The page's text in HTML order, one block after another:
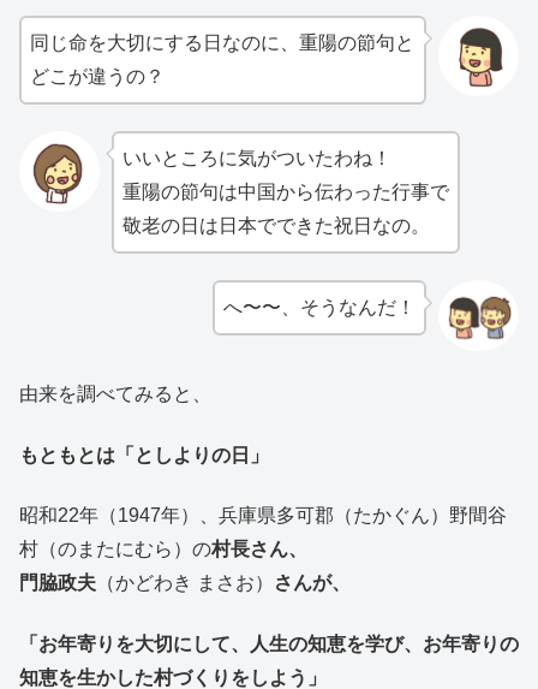
同じ命を大切にする日なのに、重陽の節句と
どこが違うの？
いいところに気がついたわね！
重陽の節句は中国から伝わった行事で
敬老の日は日本でできた祝日なの。
へ〜〜、そうなんだ！
由来を調べてみると、
もともとは「としよりの日」
昭和22年（1947年）、兵庫県多可郡（たかぐん）野間谷
村（のまたにむら）の村長さん、
門脇政夫 （かどわき まさお） さんが、
「お年寄りを大切にして、人生の知恵を学び、お年寄りの
知恵を生かした村づくりをしよう」